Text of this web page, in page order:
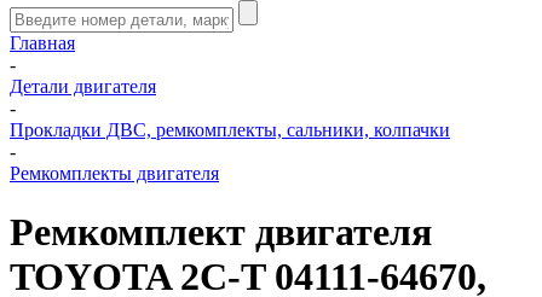
Главная
-
Детали двигателя
-
Прокладки ДВС, ремкомплекты, сальники, колпачки
-
Ремкомплекты двигателя
Ремкомплект двигателя
TOYOTA 2C-T 04111-64670,